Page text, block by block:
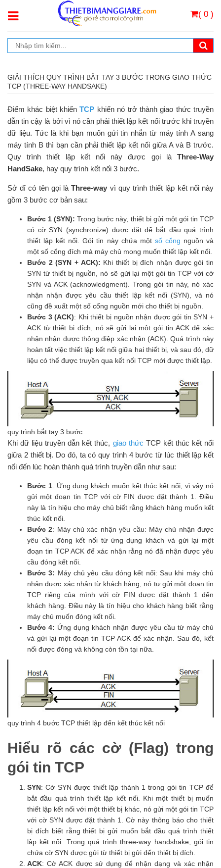
( 0 )
GIẢI THÍCH QUY TRÌNH BẮT TAY 3 BƯỚC TRONG GIAO THỨC
TCP (THREE-WAY HANDSAKE)
Điểm khác biệt khiếnTCP khiến nó trở thành giao thức truyền
dẫn tin cậy là bởi vì nó cần phải thiết lập kết nối trước khi truyền
dữ liệu. Tức là khi bạn muốn gửi tin nhắn từ máy tính A sang
máy tính B thì bạn cần phải thiết lập kết nối giữa A và B trước.
Quy trình thiết lập kết nối này được gọi là Three-Way
HandSake, hay quy trình kết nối 3 bước.
Sở dĩ có tên gọi làThree-way vì quy trình thiết lập kết nối này
gồm 3 bước cơ bản sau:
Bước 1 (SYN): Trong bước này, thiết bị gửi một gói tin TCP
có cờ SYN (synchronize) được đặt để bắt đầu quá trình
thiết lập kết nối. Gói tin này chứa một số cổng nguồn và
một số cổng đích mà máy chủ mong muốn thiết lập kết nối.
Bước 2 (SYN + ACK): Khi thiết bị đích nhận được gói tin
SYN từ thiết bị nguồn, nó sẽ gửi lại một gói tin TCP với cờ
SYN và ACK (acknowledgment). Trong gói tin này, nó xác
nhận nhận được yêu cầu thiết lập kết nối (SYN), và nó
cũng đề xuất một số cổng nguồn mới cho thiết bị nguồn.
Bước 3 (ACK): Khi thiết bị nguồn nhận được gói tin SYN +
ACK từ thiết bị đích, nó sẽ gửi lại một gói tin ACK để xác
nhận nhận được thông điệp xác nhận (ACK). Quá trình này
hoàn tất việc thiết lập kết nối giữa hai thiết bị, và sau đó, dữ
liệu có thể được truyền qua kết nối TCP mới được thiết lập.
quy trình bắt tay 3 bước
Khi dữ liệu truyền dẫn kết thúc, giao thức TCP kết thúc kết nối
giữa 2 thiết bị. Do đó, ta có quy trình 4 bước từ lúc thiết lập kết
nối đến lúc hoàn thành quá trình truyền dẫn như sau:
Bước 1: Ứng dụng khách muốn kết thúc kết nối, vì vậy nó
gửi một đoạn tin TCP với cờ FIN được đặt thành 1. Điều
này là tín hiệu cho máy chủ biết rằng khách hàng muốn kết
thúc kết nối.
Bước 2: Máy chủ xác nhận yêu cầu: Máy chủ nhận được
yêu cầu đóng kết nối từ ứng dụng khách và gửi lại một
đoạn tin TCP ACK để xác nhận rằng nó đã nhận được yêu
cầu đóng kết nối.
Bước 3: Máy chủ yêu cầu đóng kết nối: Sau khi máy chủ
nhận được xác nhận từ khách hàng, nó tự gửi một đoạn tin
TCP riêng của mình với cờ FIN được đặt thành 1 đến
khách hàng. Điều này là tín hiệu cho khách hàng biết rằng
máy chủ muốn đóng kết nối.
Bước 4: Ứng dụng khách nhận được yêu cầu từ máy chủ
và gửi lại một đoạn tin TCP ACK để xác nhận. Sau đó, kết
nối được đóng và không còn tồn tại nữa.
quy trình 4 bước TCP thiết lập đến kết thúc kết nối
Hiểu rõ các cờ (Flag) trong
gói tin TCP
SYN: Cờ SYN được thiết lập thành 1 trong gói tin TCP để
bắt đầu quá trình thiết lập kết nối. Khi một thiết bị muốn
thiết lập kết nối với một thiết bị khác, nó gửi một gói tin TCP
với cờ SYN được đặt thành 1. Cờ này thông báo cho thiết
bị đích biết rằng thiết bị gửi muốn bắt đầu quá trình thiết
lập kết nối. Trong quá trình three-way handshake, gói tin
chứa cờ SYN được gửi từ thiết bị gửi đến thiết bị đích.
ACK: Cờ ACK được sử dụng để nhận dạng và xác nhận